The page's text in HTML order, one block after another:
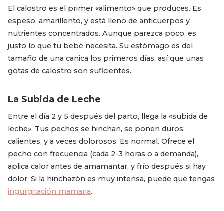
El calostro es el primer «alimento» que produces. Es
espeso, amarillento, y está lleno de anticuerpos y
nutrientes concentrados. Aunque parezca poco, es
justo lo que tu bebé necesita. Su estómago es del
tamaño de una canica los primeros días, así que unas
gotas de calostro son suficientes.
La Subida de Leche
Entre el día 2 y 5 después del parto, llega la «subida de
leche». Tus pechos se hinchan, se ponen duros,
calientes, y a veces dolorosos. Es normal. Ofrece el
pecho con frecuencia (cada 2-3 horas o a demanda),
aplica calor antes de amamantar, y frío después si hay
dolor. Si la hinchazón es muy intensa, puede que tengas
ingurgitación mamaria.